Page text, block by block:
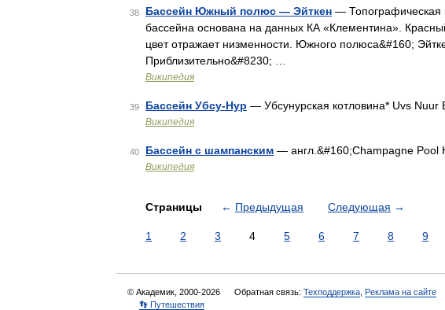
38 Бассейн Южный полюс — Эйткен — Топографическая
бассейна основана на данных КА «Клементина».
цвет отражает низменности. Южного полюса&#160;
Приблизительно&#8230; …
Википедия
39 Бассейн Убсу-Нур — Убсунурская котловина* Uvs
Википедия
40 Бассейн с шампанским — англ.&#160;Champagne Pool
Википедия
Страницы ← Предыдущая Следующая →
1 2 3 4 5 6 7 8 9
© Академик, 2000-2026 Обратная связь: Техподдержка Реклама на сайте
👣 Путешествия